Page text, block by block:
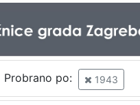
Probrano po: 1943